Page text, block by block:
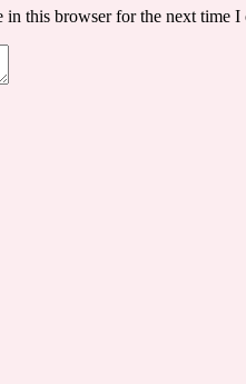
in this browser for the next time I